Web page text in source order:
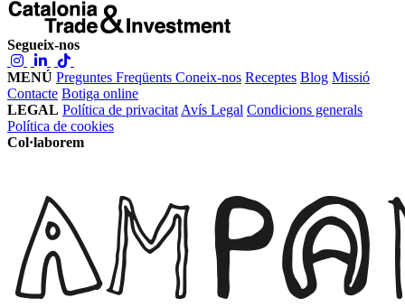
Segueix-nos
MENÚ Preguntes Freqüents Coneix-nos Receptes Blog Missió
Contacte Botiga online
LEGAL Política de privacitat Avís Legal Condicions generals
Política de cookies
Col·laborem